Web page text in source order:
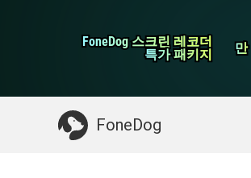
FoneDog 스크린 레코더
FoneDog 스크린 레코더
특가 패키지
특가 패키지 만
만
FoneDog
iPhone 클리너
필요한 것 : Mac 정리